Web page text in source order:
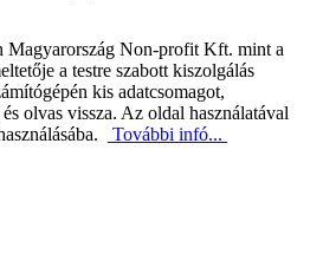
Magyarország Non-profit Kft. mint a
a testre szabott kiszolgálás
kis adatcsomagot,
olvas vissza. Az oldal használatával
További infó...